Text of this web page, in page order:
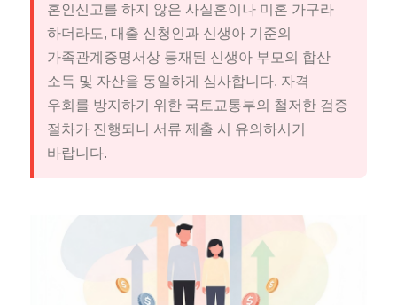
혼인신고를 하지 않은 사실혼이나 미혼 가구라
하더라도, 대출 신청인과 신생아 기준의
가족관계증명서상 등재된 신생아 부모의 합산
소득 및 자산을 동일하게 심사합니다. 자격
우회를 방지하기 위한 국토교통부의 철저한 검증
절차가 진행되니 서류 제출 시 유의하시기
바랍니다.